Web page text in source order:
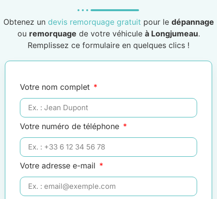
Obtenez un devis remorquage gratuit pour le dépannage
ou remorquage de votre véhicule à Longjumeau.
Remplissez ce formulaire en quelques clics !
Votre nom complet
Votre numéro de téléphone
Votre adresse e-mail